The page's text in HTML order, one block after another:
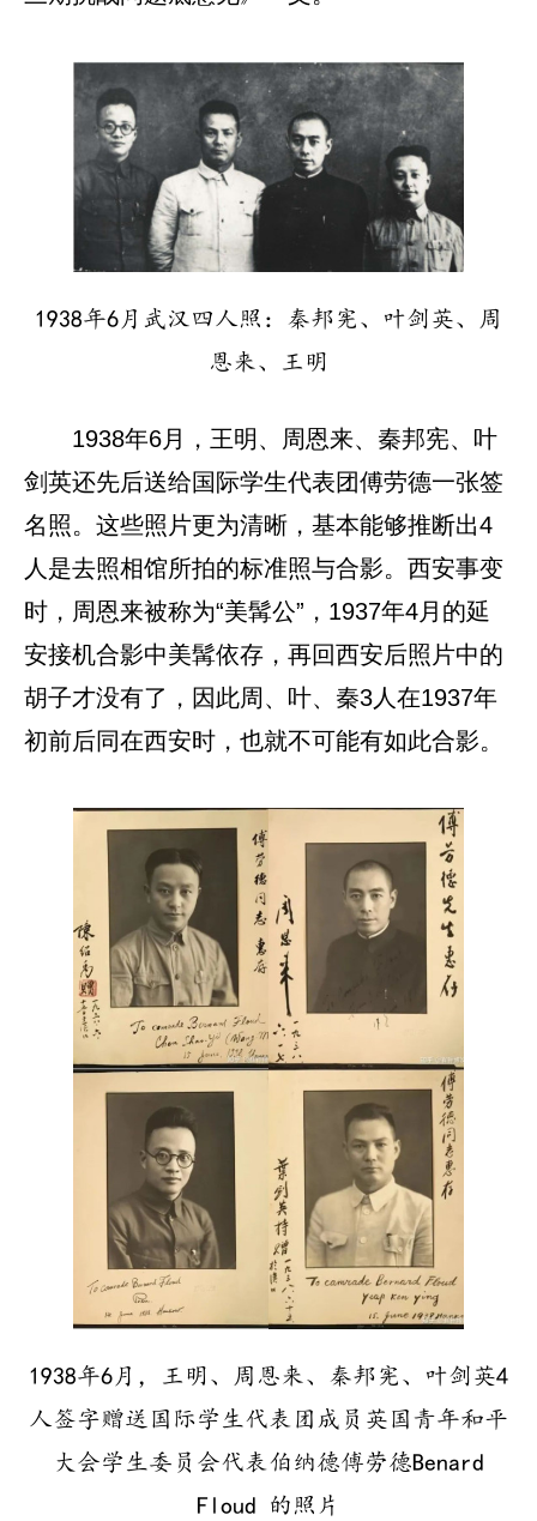
1938年6月武汉四人照：秦邦宪、叶剑英、周
恩来、王明
1938年6月，王明、周恩来、秦邦宪、叶
剑英还先后送给国际学生代表团傅劳德一张签
名照。这些照片更为清晰，基本能够推断出4
人是去照相馆所拍的标准照与合影。西安事变
时，周恩来被称为“美髯公”，1937年4月的延
安接机合影中美髯依存，再回西安后照片中的
胡子才没有了，因此周、叶、秦3人在1937年
初前后同在西安时，也就不可能有如此合影。
1938年6月，王明、周恩来、秦邦宪、叶剑英4
人签字赠送国际学生代表团成员英国青年和平
大会学生委员会代表伯纳德傅劳德Benard
Floud 的照片